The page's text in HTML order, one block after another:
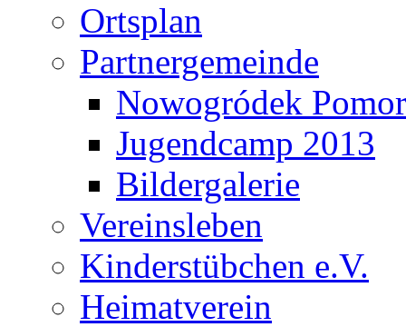
Ortsplan
Partnergemeinde
Nowogródek
Jugendcamp 2013
Bildergalerie
Vereinsleben
Kinderstübchen e.V.
Heimatverein